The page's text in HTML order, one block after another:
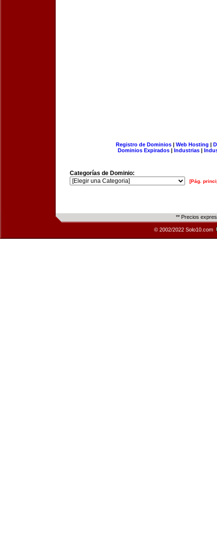
Registro de Dominios| Web Hosting |
Dominios Expirados | Industrias |
Categorías de Dominio:
[Pág.
** Precios
© 2002/2022 Solo10.com